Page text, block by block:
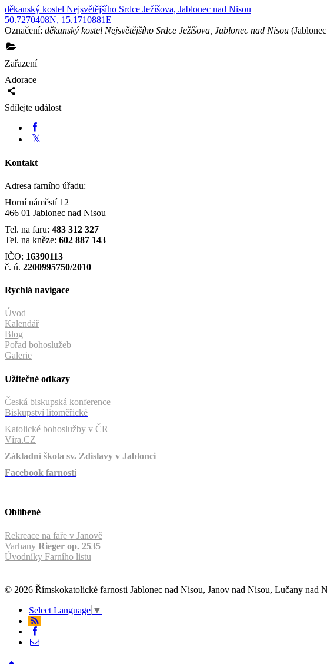
děkanský kostel Nejsvětějšího Srdce Ježíšova, Jablonec nad Nisou
50.7270408N, 15.1710881E
Označení: děkanský kostel Nejsvětějšího Srdce Ježíšova, Jablonec nad Nisou
Zařazení
Adorace
Sdílejte událost
Kontakt
Adresa farního úřadu:
Horní náměstí 12
466 01 Jablonec nad Nisou
Tel. na faru: 483 312 327
Tel. na kněze: 602 887 143
IČO: 16390113
č. ú. 2200995750/2010
Rychlá navigace
Úvod
Kalendář
Blog
Pořad bohoslužeb
Galerie
Užitečné odkazy
Česká biskupská konference
Biskupství litoměřické
Katolické bohoslužby v ČR
Víra.CZ
Základní škola sv. Zdislavy v Jablonci
Facebook farnosti
Oblíbené
Rekreace na faře v Janově
Varhany Rieger op. 2535
Úvodníky Farního listu
© 2026 Římskokatolické farnosti Jablonec nad Nisou, Janov nad Nisou, Lučany nad
Select Language ▼